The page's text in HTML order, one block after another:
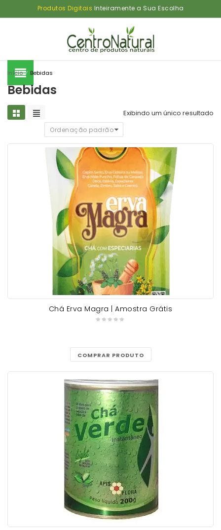
Produtos Digitais Inteiramente a Sua Escolha
Início ⁄ Bebidas
Bebidas
Exibindo um único resultado
Chá Erva Magra | Amostra Grátis
COMPRAR PRODUTO